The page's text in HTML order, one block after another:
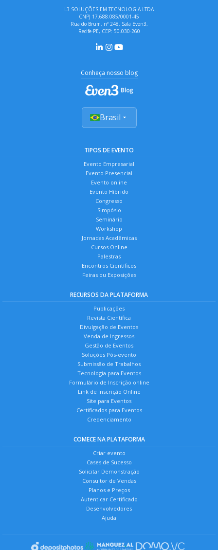
L3 SOLUÇÕES EM TECNOLOGIA LTDA
CNPJ 17.688.085/0001-45
Rua do Brum, nº 248, Sala Even3,
Recife-PE, CEP: 50.030-260
Conheça nosso blog
Brasil
TIPOS DE EVENTO
Evento Empresarial
Evento Presencial
Evento online
Evento Híbrido
Congresso
Simpósio
Seminário
Workshop
Jornadas Acadêmicas
Cursos Online
Palestras
Encontros Científicos
Feiras ou Exposições
RECURSOS DA PLATAFORMA
Publicações
Revista Científica
Divulgação de Eventos
Venda de Ingressos
Gestão de Eventos
Soluções Pós-evento
Submissão de Trabalhos
Tecnologia para Eventos
Formulário de Inscrição online
Link de Inscrição Online
Site para Eventos
Certificados para Eventos
Credenciamento
COMECE NA PLATAFORMA
Criar evento
Cases de Sucesso
Solicitar Demonstração
Consultor de Vendas
Planos e Preços
Autenticar Certificado
Desenvolvedores
Ajuda